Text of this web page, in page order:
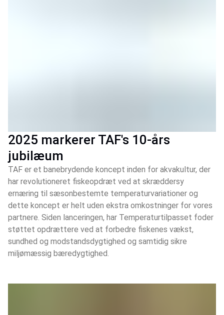
2025 markerer TAF's 10-års
jubilæum
TAF er et banebrydende koncept inden for akvakultur, der
har revolutioneret fiskeopdræt ved at skræddersy
ernæring til sæsonbestemte temperaturvariationer og
dette koncept er helt uden ekstra omkostninger for vores
partnere. Siden lanceringen, har Temperaturtilpasset foder
støttet opdrættere ved at forbedre fiskenes vækst,
sundhed og modstandsdygtighed og samtidig sikre
miljømæssig bæredygtighed.